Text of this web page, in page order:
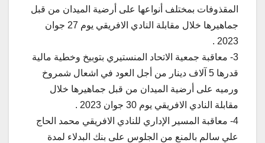
المقذوفات بمختلف أنواعها على أرضية الميدان من قبل
جماهيرها خلال مقابلة النادي الافريقي يوم 27 جوان
2023 .
3- معاقبة جمعية الاتحاد المنستيري بتوبيخ وخطية مالية
قدرها 5 آلاف دينار من أجل العود في اشعال شمروخ
ورميه على أرضية الميدان من قبل جماهيرها خلال
مقابلة النادي الافريقي يوم 30 جوان 2023 .
4- معاقبة المسير الإداري للنادي الافريقي محمد الحاج
علي سالم بالمنع من الجلوس على بنك البدلاء لمدة